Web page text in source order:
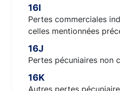
16I
Pertes commerciales
celles mentionnées
16J
Pertes pécuniaires non
16K
Autres pertes